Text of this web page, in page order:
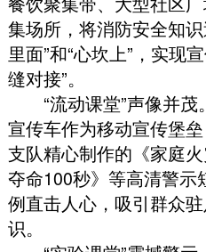
集场所， 将消防安全知
里面”和“心坎上” ， 实现
缝对接”。
“流动课堂”声像并茂。
宣传车作为移动宣传堡垒
支队精心制作的《家庭
夺命100秒》等高清警示
例直击人心， 吸引群众
识。